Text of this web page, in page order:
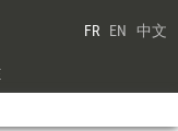
FR EN 中文